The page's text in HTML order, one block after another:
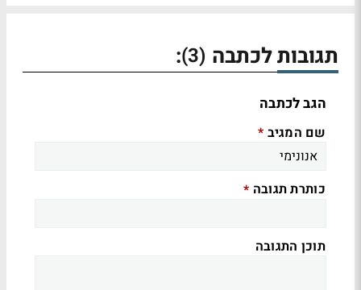
תגובות לכתבה (3)
:
הגב לכתבה
שם המגיב *
כותרת תגובה *
תוכן התגובה